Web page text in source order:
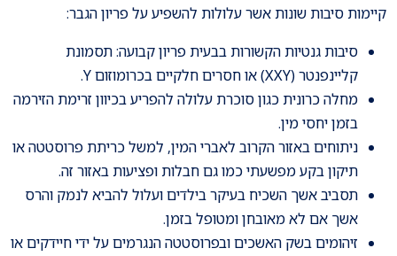
קיימות סיבות שונות אשר עלולות להשפיע על פריון הגבר:
סיבות גנטיות הקשורות בבעית פריון קבועה: תסמונת
קליינפנטר (XXY) או חסרים חלקיים בכרומוזום Y.
מחלה כרונית כגון סוכרת עלולה להפריע בכיוון זרימת הזירמה
בזמן יחסי מין.
ניתוחים באזור הקרוב לאברי המין, למשל כריתת פרוסטטה או
תיקון בקע מפשעתי כמו גם חבלות ופציעות באזור זה.
תסביב אשך השכיח בעיקר בילדים ועלול להביא לנמק והרס
אשך אם לא מאובחן ומטופל בזמן.
זיהומים בשק האשכים ובפרוסטטה הנגרמים על ידי חיידקים או